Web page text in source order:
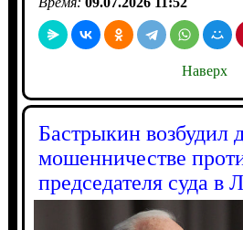
Наверх
Бастрыкин возбудил
мошенничестве
председателя суда в